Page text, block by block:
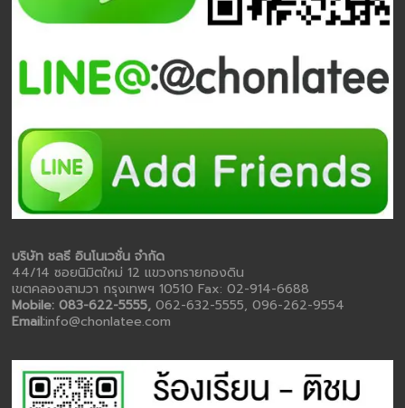
บริษัท ชลธี อินโนเวชั่น จำกัด
44/14 ซอยนิมิตใหม่ 12 แขวงทรายกองดิน
เขตคลองสามวา กรุงเทพฯ 10510 Fax: 02-914-6688
Mobile: 083-622-5555,062-632-5555, 096-262-9554
Email:info@chonlatee.com